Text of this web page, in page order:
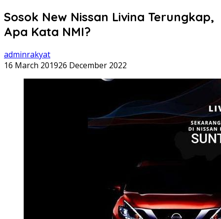
Sosok New Nissan Livina Terungkap,
Apa Kata NMI?
adminrakyat
16 March 201926 December 2022